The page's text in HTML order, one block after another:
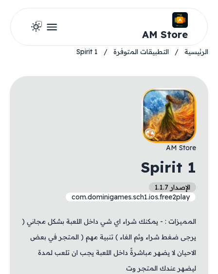
AM Store
الرئيسية / التطبيقات المتوفرة /
Spirit 1
AM Store
Spirit 1
الإصدار 1.1.7
com.dominigames.sch1.ios.free2play
المميزات : - يمكنك شراء اي شي داخل اللعبة بشكل مجاني (
يرجى ضغط شراء وثم الغاء ) تنبية مهم ( المتجر في بعض
الاحيان لا يضهر مباشرةً داخل اللعبة يجب ان تلعب لمدة
ليضهر عندك المتجر وت